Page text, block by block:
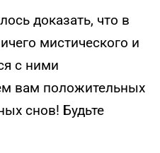
доказать, что в
мистического и
с ними
вам положительных
снов! Будьте